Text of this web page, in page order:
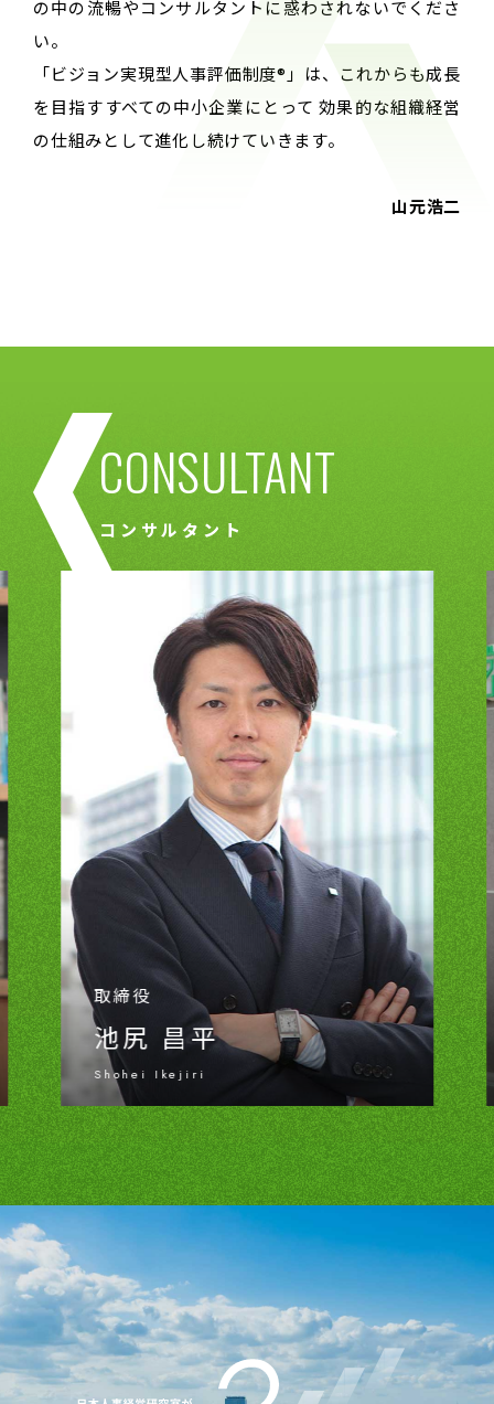
の中の流暢やコンサルタントに惑わされないでくださ
い。
「ビジョン実現型人事評価制度®」は、これからも成長
を目指すすべての中小企業にとって 効果的な組織経営
の仕組みとして進化し続けていきます。
山元浩二
CONSULTANT
コンサルタント
取締役
池尻 昌平
Shohei Ikejiri